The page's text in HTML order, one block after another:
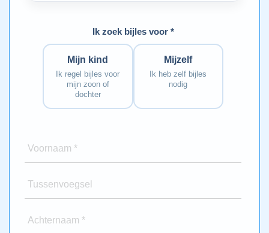
Ik zoek bijles voor *
Mijn kind
Ik regel bijles voor
mijn zoon of
dochter
Mijzelf
Ik heb zelf bijles
nodig
Voornaam *
Tussenvoegsel
Achternaam *